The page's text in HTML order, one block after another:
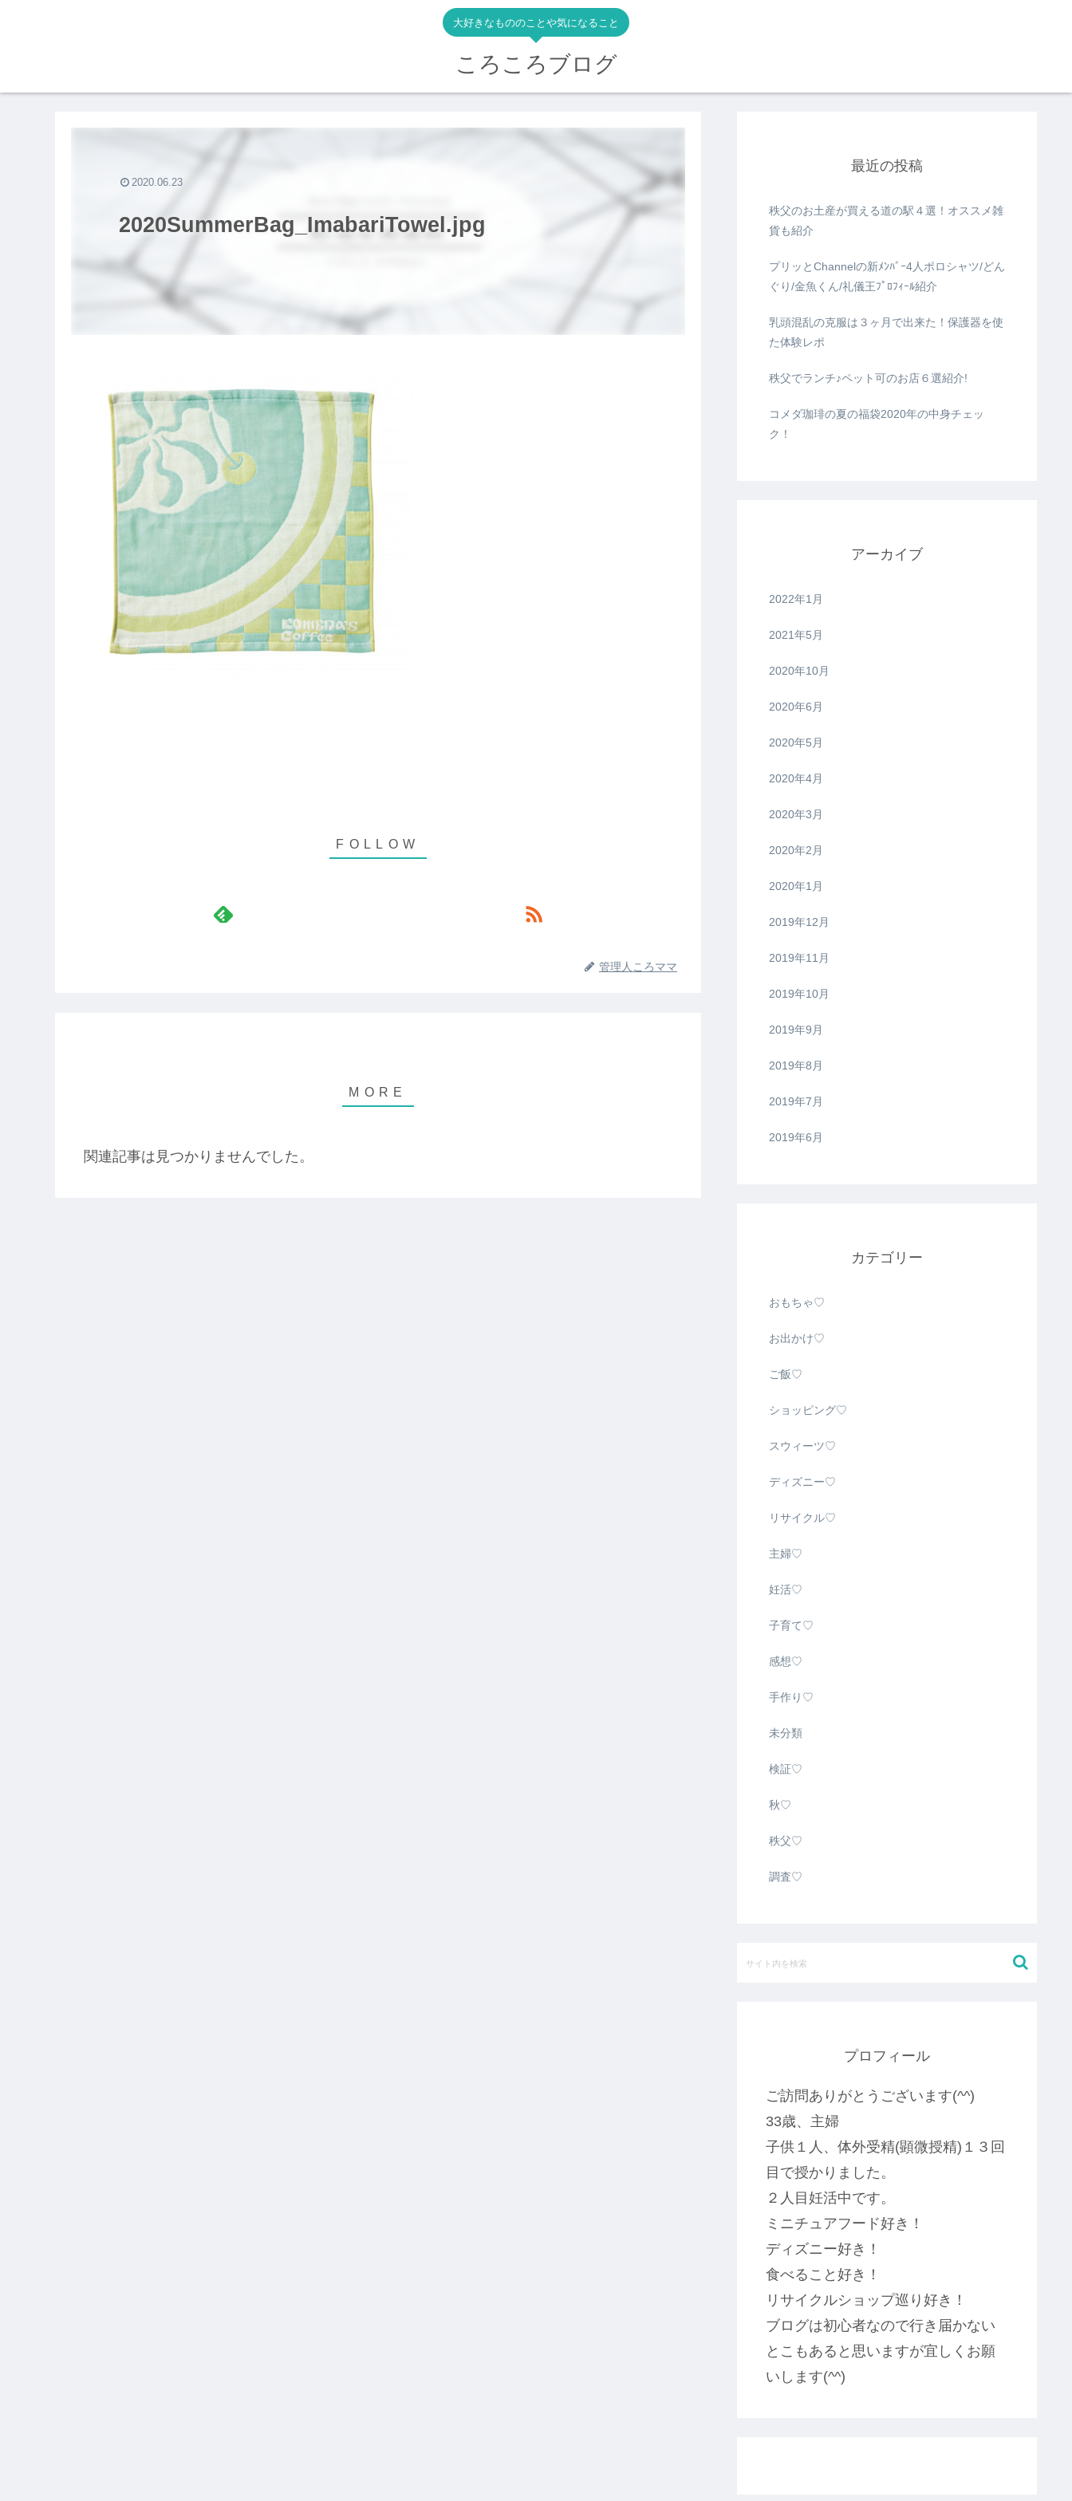
大好きなもののことや気になること
ころころブログ
2020SummerBag_ImabariTowel.jpg
2020.06.23
管理人ころママ
関連記事は見つかりませんでした。
最近の投稿
秩父のお土産が買える道の駅４選！オススメ雑
貨も紹介
プリッとChannelの新ﾒﾝﾊﾞｰ4人ポロシャツ/どん
ぐり/金魚くん/礼儀王ﾌﾟﾛﾌｨｰﾙ紹介
乳頭混乱の克服は３ヶ月で出来た！保護器を使
た体験レポ
秩父でランチ♪ペット可のお店６選紹介!
コメダ珈琲の夏の福袋2020年の中身チェッ
ク！
アーカイブ
2022年1月
2021年5月
2020年10月
2020年6月
2020年5月
2020年4月
2020年3月
2020年2月
2020年1月
2019年12月
2019年11月
2019年10月
2019年9月
2019年8月
2019年7月
2019年6月
カテゴリー
おもちゃ♡
お出かけ♡
ご飯♡
ショッピング♡
スウィーツ♡
ディズニー♡
リサイクル♡
主婦♡
妊活♡
子育て♡
感想♡
手作り♡
未分類
検証♡
秋♡
秩父♡
調査♡
プロフィール
ご訪問ありがとうございます(^^)
33歳、主婦
子供１人、体外受精(顕微授精)１３回
目で授かりました。
２人目妊活中です。
ミニチュアフード好き！
ディズニー好き！
食べること好き！
リサイクルショップ巡り好き！
ブログは初心者なので行き届かない
とこもあると思いますが宜しくお願
いします(^^)